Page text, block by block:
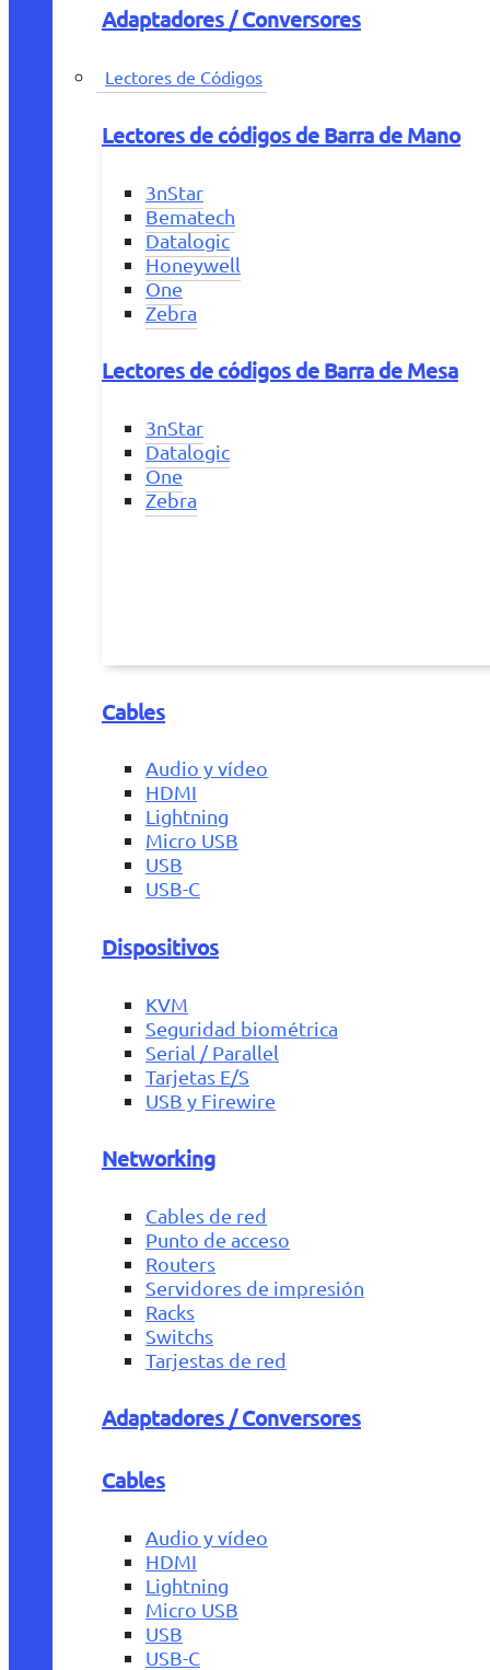
Adaptadores / Conversores
Lectores de Códigos
Lectores de códigos de Barra de Mano
3nStar
Bematech
Datalogic
Honeywell
One
Zebra
Lectores de códigos de Barra de Mesa
3nStar
Datalogic
One
Zebra
Cables
Audio y vídeo
HDMI
Lightning
Micro USB
USB
USB-C
Dispositivos
KVM
Seguridad biométrica
Serial / Parallel
Tarjetas E/S
USB y Firewire
Networking
Cables de red
Punto de acceso
Routers
Servidores de impresión
Racks
Switchs
Tarjestas de red
Adaptadores / Conversores
Cables
Audio y vídeo
HDMI
Lightning
Micro USB
USB
USB-C